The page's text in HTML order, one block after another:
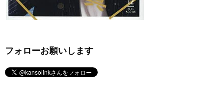
フォローお願いします